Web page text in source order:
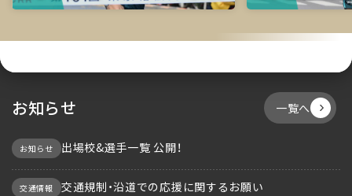
お知らせ 一覧へ
お知らせ 出場校&選手一覧 公開！
交通情報 交通規制・沿道での応援に関するお願い